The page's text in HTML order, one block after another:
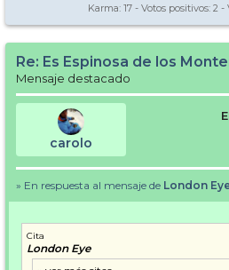
Karma: 17 - Votos positivos: 2 -
Re: Es Espinosa de los
Mensaje destacado
carolo
» En respuesta al mensaje de London
Cita
London Eye